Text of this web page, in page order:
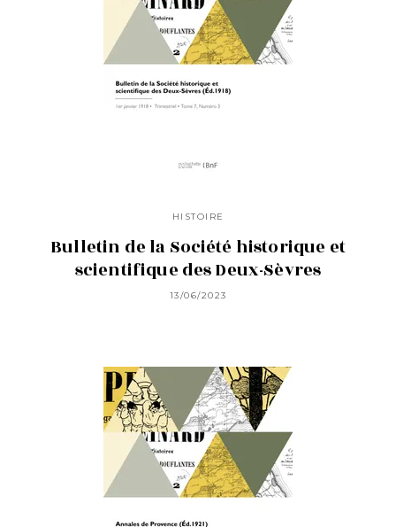
HISTOIRE
Bulletin de la Société historique et
scientifique des Deux-Sèvres
13/06/2023